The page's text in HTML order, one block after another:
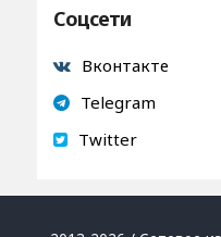
Соцсети
Вконтакте
Telegram
Twitter